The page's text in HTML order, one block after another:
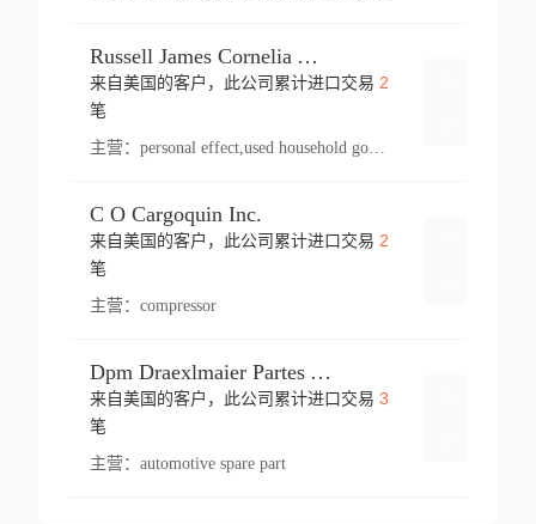
Russell James Cornelia Arlington Va
来自美国的客户，此公司累计进口交易 2
笔
主营： personal effect,used household goods
C O Cargoquin Inc.
来自美国的客户，此公司累计进口交易 2
笔
主营： compressor
Dpm Draexlmaier Partes Automotrices Corr Ind Huejotzingo
来自美国的客户，此公司累计进口交易 3
笔
主营： automotive spare part